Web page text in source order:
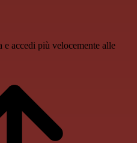
e accedi più velocemente alle